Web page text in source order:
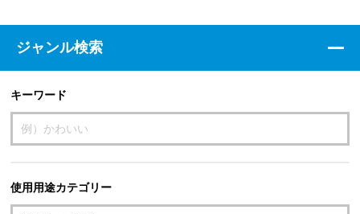
ジャンル検索
キーワード
使用用途カテゴリー